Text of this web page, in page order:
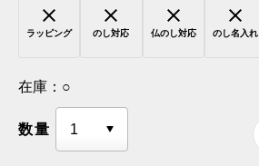
ラッピング のし対応 仏のし対応 のし名入れ
在庫： ○
数量